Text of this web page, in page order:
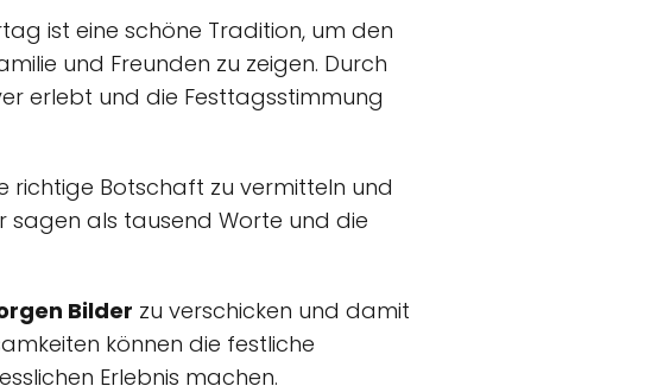
ist eine schöne Tradition, um den
und Freunden zu zeigen. Durch
erlebt und die Festtagsstimmung
Botschaft zu vermitteln und
sagen als tausend Worte und die
Bilder zu verschicken und damit
können die festliche
Erlebnis machen.